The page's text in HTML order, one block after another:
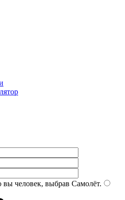
вы человек, выбрав Самолёт.